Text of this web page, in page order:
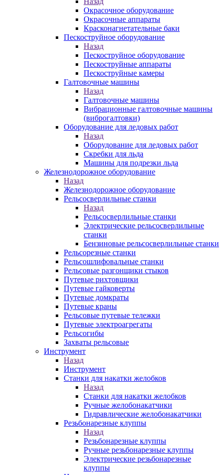
Окрасочное оборудование
Окрасочные аппараты
Красконагнетательные баки
Пескоструйное оборудование
Назад
Пескоструйное оборудование
Пескоструйные аппараты
Пескоструйные камеры
Галтовочные машины
Назад
Галтовочные машины
Вибрационные галтовочные машины
(виброгалтовки)
Оборудование для ледовых работ
Назад
Оборудование для ледовых работ
Скребки для льда
Машины для подрезки льда
Железнодорожное оборудование
Назад
Железнодорожное оборудование
Рельсосверлильные станки
Назад
Рельсосверлильные станки
Электрические рельсосверлильные
станки
Бензиновые рельсосверлильные станки
Рельсорезные станки
Рельсошлифовальные станки
Рельсовые разгонщики стыков
Путевые рихтовщики
Путевые гайковерты
Путевые домкраты
Путевые краны
Рельсовые путевые тележки
Путевые электроагрегаты
Рельсогибы
Захваты рельсовые
Инструмент
Назад
Инструмент
Станки для накатки желобков
Назад
Станки для накатки желобков
Ручные желобонакатчики
Гидравлические желобонакатчики
Резьбонарезные клуппы
Назад
Резьбонарезные клуппы
Ручные резьбонарезные клуппы
Электрические резьбонарезные
клуппы